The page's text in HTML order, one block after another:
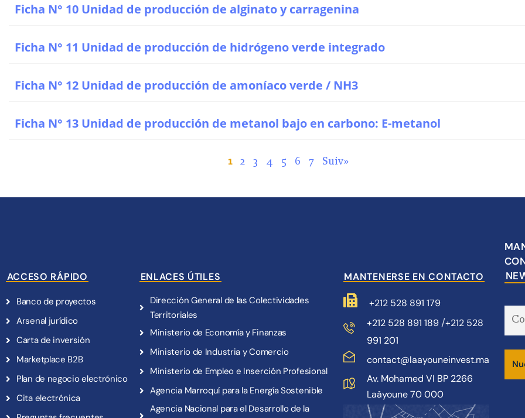
Ficha N° 10 Unidad de producción de alginato y carragenina
Ficha N° 11 Unidad de producción de hidrógeno verde integrado
Ficha N° 12 Unidad de producción de amoníaco verde / NH3
Ficha N° 13 Unidad de producción de metanol bajo en carbono: E-metanol
1 2 3 4 5 6 7 Suiv»
ACCESO RÁPIDO
Banco de proyectos
Arsenal jurídico
Carta de inversión
Marketplace B2B
Plan de negocio electrónico
Cita electrónica
ENLACES ÚTILES
Dirección General de las Colectividades
Territoriales
Ministerio de Economía y Finanzas
Ministerio de Industria y Comercio
Ministerio de Empleo e Inserción Profesional
Agencia Marroquí para la Energía Sostenible
Agencia Nacional para el Desarrollo de la
MANTENERSE EN CONTACTO
+212 528 891 179
+212 528 891 189 /+212 528
991 201
contact@laayouneinvest.ma
Av. Mohamed VI BP 2266
Laâyoune 70 000